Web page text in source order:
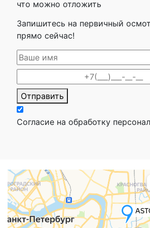
что можно отложить
Запишитесь на первичный
прямо сейчас!
Отправить
Согласие на обработку